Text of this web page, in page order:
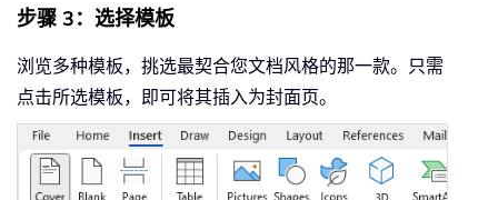
步骤 3：选择模板
浏览多种模板，挑选最契合您文档风格的那一款。只需
点击所选模板，即可将其插入为封面页。